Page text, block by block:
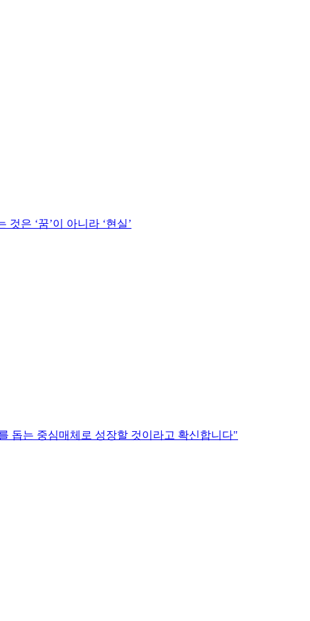
은 ‘꿈’이 아니라 ‘현실’
돕는 중심매체로 성장할 것이라고 확신합니다"